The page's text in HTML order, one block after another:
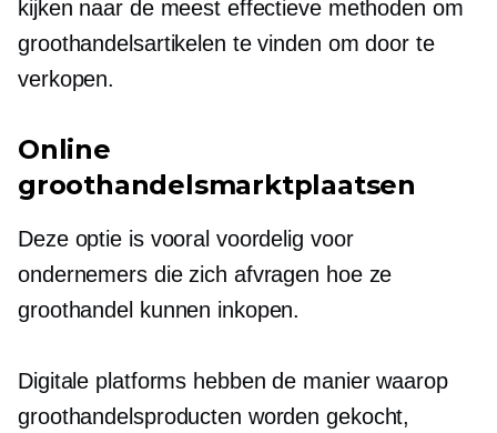
kijken naar de meest effectieve methoden om
groothandelsartikelen te vinden om door te
verkopen.
Online
groothandelsmarktplaatsen
Deze optie is vooral voordelig voor
ondernemers die zich afvragen hoe ze
groothandel kunnen inkopen.
Digitale platforms hebben de manier waarop
groothandelsproducten worden gekocht,